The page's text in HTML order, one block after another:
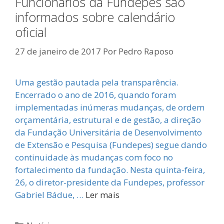
informados sobre calendário
oficial
27 de janeiro de 2017 Por Pedro Raposo
Uma gestão pautada pela transparência.
Encerrado o ano de 2016, quando foram
implementadas inúmeras mudanças, de ordem
orçamentária, estrutural e de gestão, a direção
da Fundação Universitária de Desenvolvimento
de Extensão e Pesquisa (Fundepes) segue dando
continuidade às mudanças com foco no
fortalecimento da fundação. Nesta quinta-feira,
26, o diretor-presidente da Fundepes, professor
Gabriel Bádue, … Ler mais